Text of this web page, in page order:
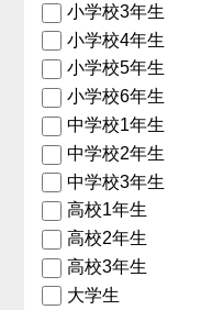
小学校3年生
小学校4年生
小学校5年生
小学校6年生
中学校1年生
中学校2年生
中学校3年生
高校1年生
高校2年生
高校3年生
大学生